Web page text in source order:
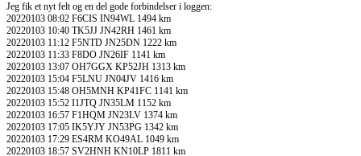
Jeg fik et nyt felt og en del gode forbindelser i loggen:
20220103 08:02 F6CIS IN94WL 1494 km
20220103 10:40 TK5JJ JN42RH 1461 km
20220103 11:12 F5NTD JN25DN 1222 km
20220103 11:33 F8DO JN26IF 1141 km
20220103 13:07 OH7GGX KP52JH 1313 km
20220103 15:04 F5LNU JN04JV 1416 km
20220103 15:48 OH5MNH KP41FC 1141 km
20220103 15:52 I1JTQ JN35LM 1152 km
20220103 16:57 F1HQM JN23LV 1374 km
20220103 17:05 IK5YJY JN53PG 1342 km
20220103 17:29 ES4RM KO49AL 1049 km
20220103 18:57 SV2HNH KN10LP 1811 km